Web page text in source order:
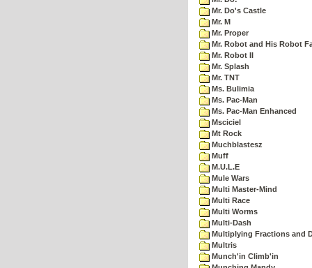
Mr. Do's Castle
Mr. M
Mr. Proper
Mr. Robot and His Robot
Mr. Robot II
Mr. Splash
Mr. TNT
Ms. Bulimia
Ms. Pac-Man
Ms. Pac-Man Enhanced
Msciciel
Mt Rock
Muchblastesz
Muff
M.U.L.E
Mule Wars
Multi Master-Mind
Multi Race
Multi Worms
Multi-Dash
Multiplying Fractions and
Multris
Munch'in Climb'in